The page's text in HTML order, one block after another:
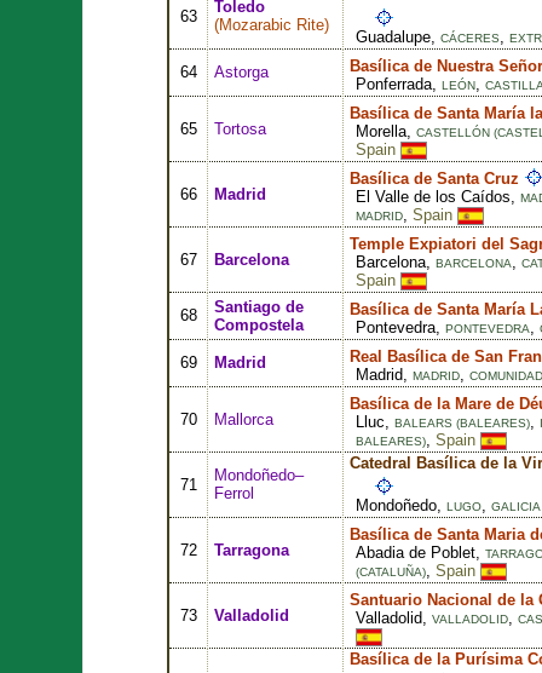
63
Toledo
(Mozarabic Rite)
Guadalupe, CÁCERES,
64 Astorga
Basílica de Nuestra
Ponferrada, LEÓN,
65 Tortosa
Basílica de Santa María
Morella, CASTELLÓN
Spain
66 Madrid
Basílica de Santa Cruz
El Valle de los Caídos,
MADRID, Spain
67 Barcelona
Temple Expiatori del
Barcelona, BARCELONA,
Spain
68
Santiago de
Compostela
Basílica de Santa María
Pontevedra, PONTEVEDRA,
69 Madrid
Real Basílica de San
Madrid, MADRID,
70 Mallorca
Basílica de la Mare de
Lluc, BALEARS (BALEARES),
BALEARES), Spain
71
Mondoñedo–
Ferrol
Catedral Basílica de la
Mondoñedo, LUGO, GALICIA
72 Tarragona
Basílica de Santa Maria
Abadia de Poblet,
(CATALUÑA), Spain
73 Valladolid
Santuario Nacional de la
Valladolid, VALLADOLID,
Basílica de la Purísima